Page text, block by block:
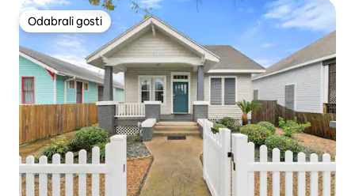
Odabrali gosti
Odabrali gosti